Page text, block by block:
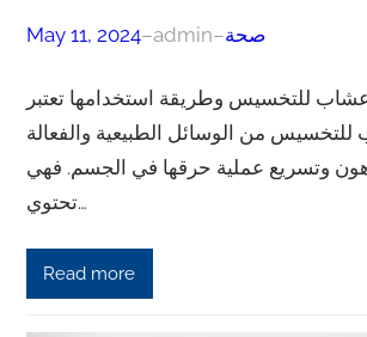
May 11, 2024–admin–صحة
للتخسيس وطريقة استخدامها تعتبر
من الوسائل الطبيعية والفعالة
وتسريع عملية حرقها في الجسم. فهي
تحتوي…
Read more